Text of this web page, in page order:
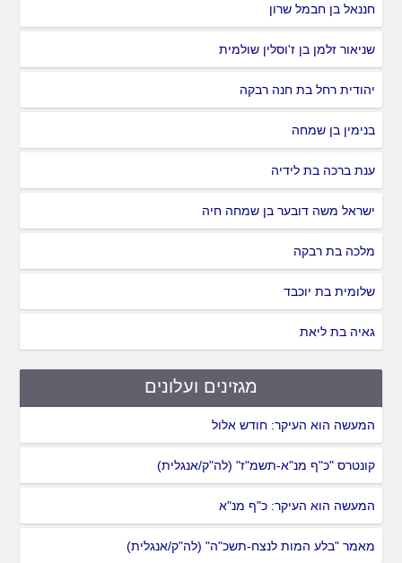
חננאל בן חבמל שרון
שניאור זלמן בן ז'וסלין שולמית
יהודית רחל בת חנה רבקה
בנימין בן שמחה
ענת ברכה בת לידיה
ישראל משה דובער בן שמחה חיה
מלכה בת רבקה
שלומית בת יוכבד
גאיה בת ליאת
מגזינים ועלונים
המעשה הוא העיקר: חודש אלול
קונטרס "כ"ף מנ"א-תשמ"ז" (לה"ק/אנגלית)
המעשה הוא העיקר: כ"ף מנ"א
מאמר "בלע המות לנצח-תשכ"ה" (לה"ק/אנגלית)